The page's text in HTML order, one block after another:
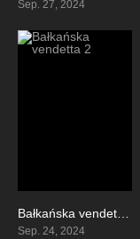
Sep. 27, 2024
3.8
Sep. 24, 2024